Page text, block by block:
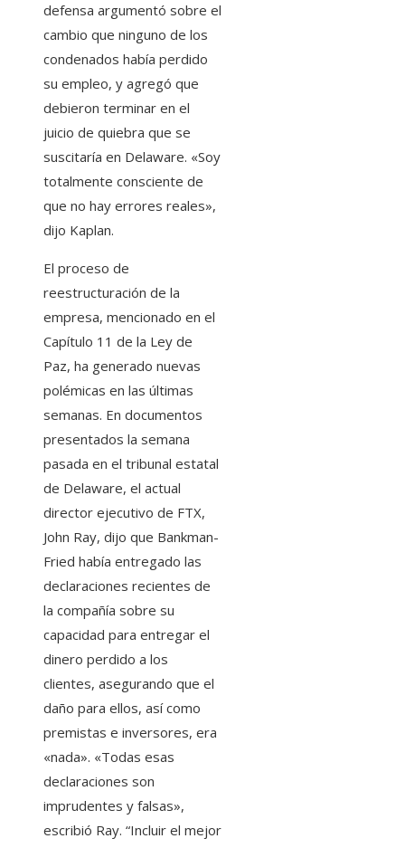
defensa argumentó sobre el
cambio que ninguno de los
condenados había perdido
su empleo, y agregó que
debieron terminar en el
juicio de quiebra que se
suscitaría en Delaware. «Soy
totalmente consciente de
que no hay errores reales»,
dijo Kaplan.
El proceso de
reestructuración de la
empresa, mencionado en el
Capítulo 11 de la Ley de
Paz, ha generado nuevas
polémicas en las últimas
semanas. En documentos
presentados la semana
pasada en el tribunal estatal
de Delaware, el actual
director ejecutivo de FTX,
John Ray, dijo que Bankman-
Fried había entregado las
declaraciones recientes de
la compañía sobre su
capacidad para entregar el
dinero perdido a los
clientes, asegurando que el
daño para ellos, así como
premistas e inversores, era
«nada». «Todas esas
declaraciones son
imprudentes y falsas»,
escribió Ray. “Incluir el mejor